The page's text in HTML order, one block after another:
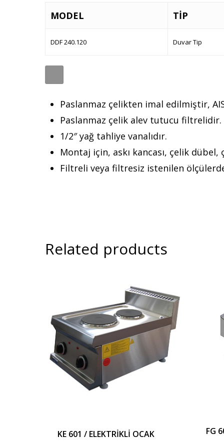
MODEL TİP
DDF 240.120 Duvar Tip
Paslanmaz çelikten imal edilmiştir,
Paslanmaz çelik alev tutucu filtrelidir.
1/2″ yağ tahliye vanalıdır.
Montaj için, askı kancası, çelik dübel,
Filtreli veya filtresiz istenilen
Related products
KE 601 / ELEKTRİKLİ OCAK FG